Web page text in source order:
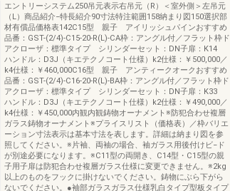
エントリーシステム250吊元表示右吊元（R）＜室外側＞左吊元
（L）商品紹介−特長紹介90寸法特注範囲158納まり図150選択部
材有償品価格表142C15型 親子 アイリッシュパインおすすめ
品番：GST-(2/4)-C15-20-R(L)-CA枠：アングル付／フラット枠ド
アクローザ：標準タイプ シリンダーセット：DN子扉：K14
ハンドル：D3J（キエテクノコート仕様）k2仕様：￥500,000／
k4仕様：￥460,000C16型 親子 アンティークオークおすすめ
品番：GST-(2/4)-C16-20-R(L)-BA枠：アングル付／フラット枠ド
アクローザ：標準タイプ シリンダーセット：DN子扉：K33
ハンドル：D3J（キエテクノコート仕様）k2仕様：￥490,000／
k4仕様：￥450,000内観内観鋳物オーナメント※防犯合わせ複層
ガラス鋳物オーナメント※プライスリスト（価格表）／枠バリエ
ーション寸法表示は基本寸法を表します。詳細は納まり図を参
照してください。※片袖、両袖の場合、袖ガラス用後付けビ−ド
が別途必要になります。※C11型の両開き、C14型・C15型の親
子用子扉は防犯合わせ複層ガラス仕様に変更できません。※2kg
以上のものをフックに掛けないでください。鋳物にぶら下がら
ないでください。●袖部ガラスガラス仕様乳白タイプ型板タイプ